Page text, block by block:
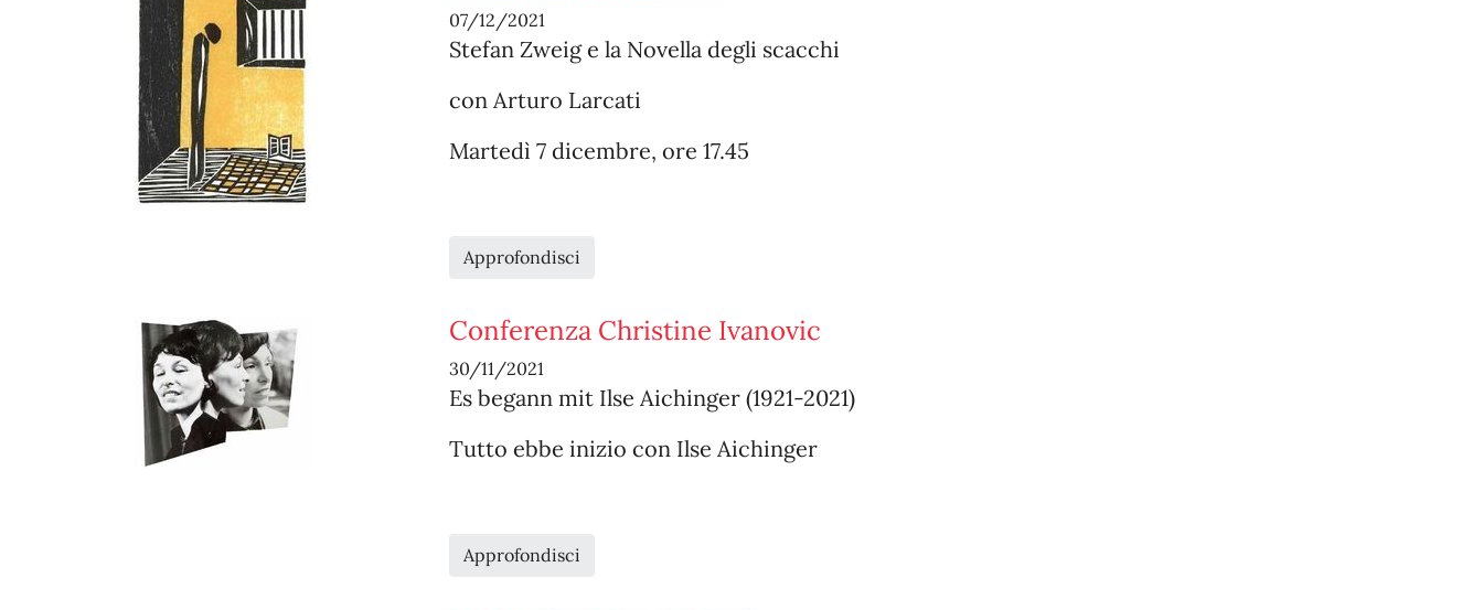
07/12/2021
Stefan Zweig e la Novella degli scacchi
con Arturo Larcati
Martedì 7 dicembre, ore 17.45
Approfondisci
Conferenza Christine Ivanovic
30/11/2021
Es begann mit Ilse Aichinger (1921-2021)
Tutto ebbe inizio con Ilse Aichinger
Approfondisci